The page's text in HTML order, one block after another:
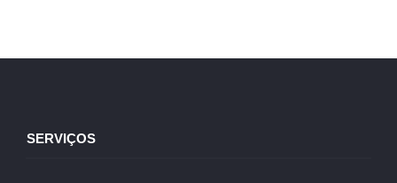
SERVIÇOS